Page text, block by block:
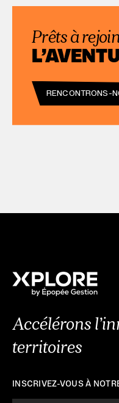
Prêts à
RENCONTRONS-
Accélérons
territoires
INSCRIVEZ-VOUS À